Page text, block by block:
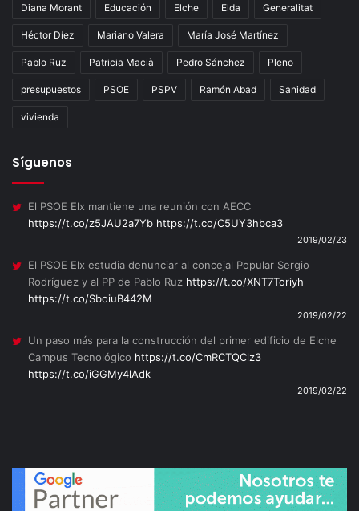
Diana Morant Educación Elche Elda Generalitat
Héctor Díez Mariano Valera María José Martínez
Pablo Ruz Patricia Macià Pedro Sánchez Pleno
presupuestos PSOE PSPV Ramón Abad Sanidad
vivienda
Síguenos
El PSOE Elx mantiene una reunión con AECC
https://t.co/z5JAU2a7Yb https://t.co/C5UY3hbca3
2019/02/23
El PSOE Elx estudia denunciar al concejal Popular Sergio
Rodríguez y al PP de Pablo Ruz https://t.co/XNT7Toriyh
https://t.co/SboiuB442M
2019/02/22
Un paso más para la construcción del primer edificio de Elche
Campus Tecnológico https://t.co/CmRCTQClz3
https://t.co/iGGMy4lAdk
2019/02/22